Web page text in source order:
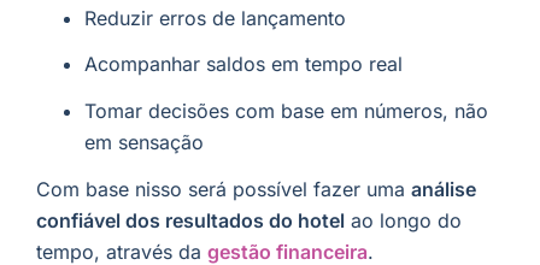
Reduzir erros de lançamento
Acompanhar saldos em tempo real
Tomar decisões com base em números, não
em sensação
Com base nisso será possível fazer uma análise
confiável dos resultados do hotel ao longo do
tempo, através da gestão financeira.